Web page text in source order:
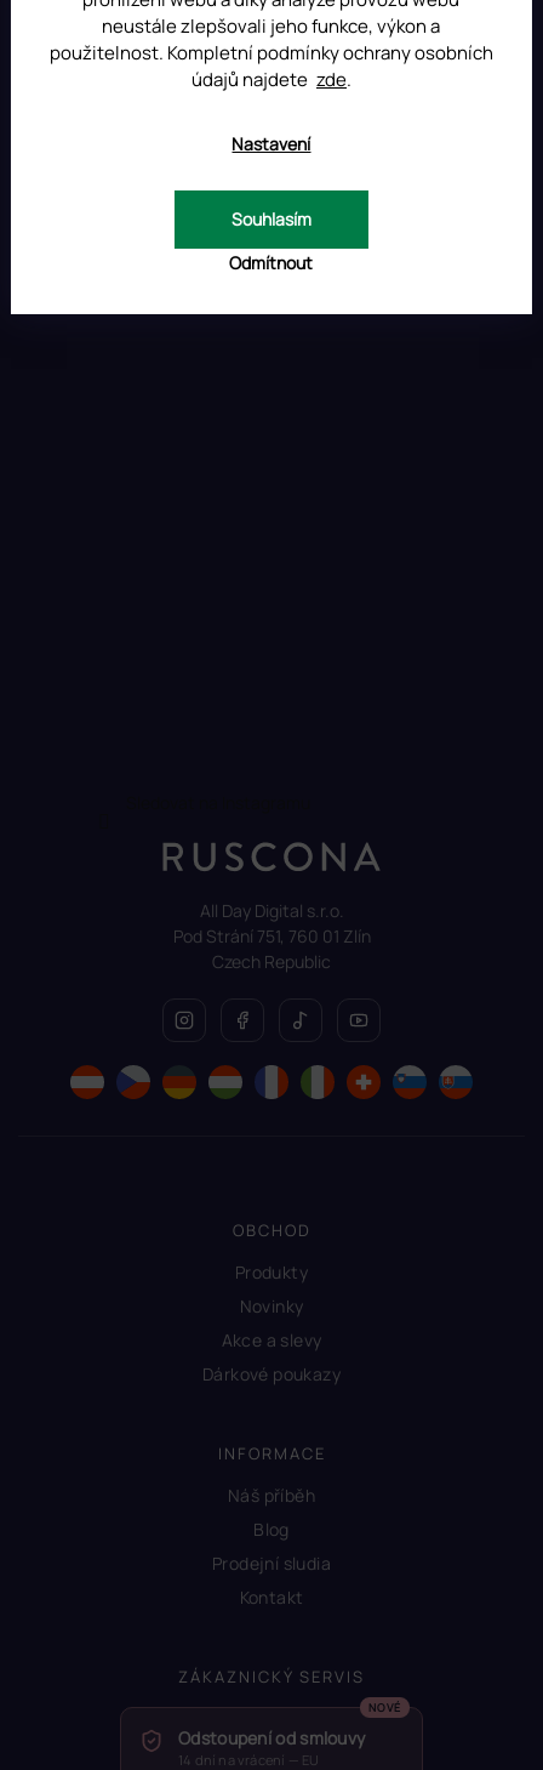
neustále zlepšovali jeho funkce, výkon a
použitelnost. Kompletní podmínky ochrany osobních
údajů najdete zde.
Nastavení
Odmítnout
Souhlasím
í
p
r
v
y
v
i
s
u
All Day Digital s.r.o.
Pod Strání 751, 760 01 Zlín
Czech Republic
OBCHOD
Produkty
Novinky
Akce a slevy
Dárkové poukazy
INFORMACE
Náš příběh
Blog
Prodejní sludia
Kontakt
ZÁKAZNICKÝ SERVIS
Odstoupení od smlouvy
14 dní na vrácení — EU